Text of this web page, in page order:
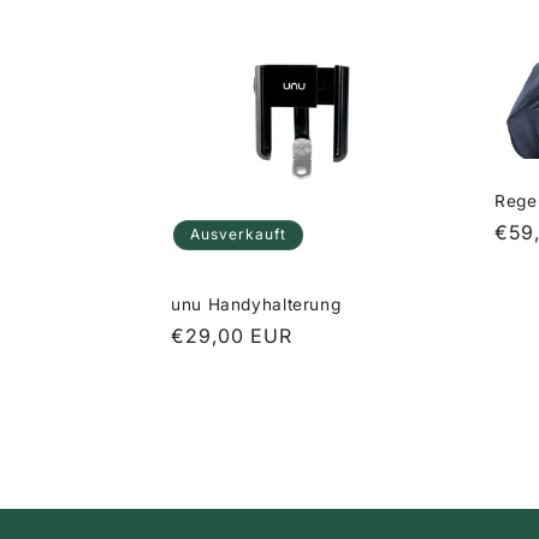
Ausverkauft
unu Handyhalterung
Normaler
€29,00 EUR